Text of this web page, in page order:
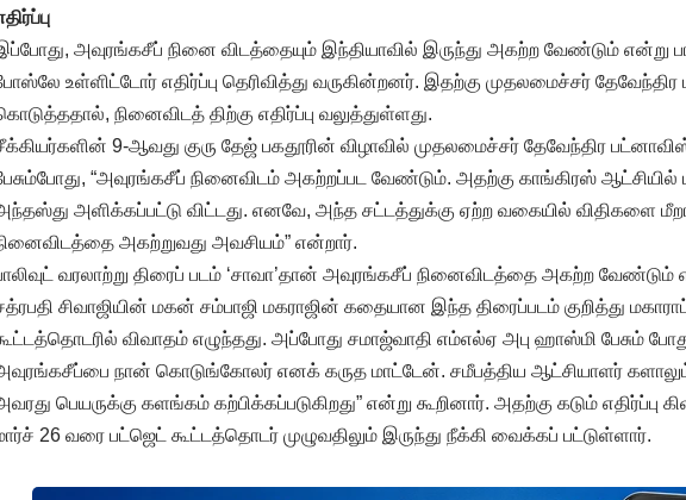
அவுரங்கசீப் நினை விடத்தையும் இந்தியாவில் இருந்து அகற்ற வேண்டும் என்று
உள்ளிட்டோர் எதிர்ப்பு தெரிவித்து வருகின்றனர். இதற்கு முதலமைச்சர் தேவேந்திர
நினைவிடத் திற்கு எதிர்ப்பு வலுத்துள்ளது.
9-ஆவது குரு தேஜ் பகதூரின் விழாவில் முதலமைச்சர் தேவேந்திர
“அவுரங்கசீப் நினைவிடம் அகற்றப்பட வேண்டும். அதற்கு காங்கிரஸ் ஆட்சியில்
அளிக்கப்பட்டு விட்டது. எனவே, அந்த சட்டத்துக்கு ஏற்ற வகையில் விதிகளை
அகற்றுவது அவசியம்” என்றார்.
வரலாற்று திரைப் படம் ‘சாவா’தான் அவுரங்கசீப் நினைவிடத்தை அகற்ற
சிவாஜியின் மகன் சம்பாஜி மகராஜின் கதையான இந்த திரைப்படம் குறித்து
விவாதம் எழுந்தது. அப்போது சமாஜ்வாதி எம்எல்ஏ அபு ஹாஸ்மி பேசும்
நான் கொடுங்கோலர் எனக் கருத மாட்டேன். சமீபத்திய ஆட்சியாளர்
பெயருக்கு களங்கம் கற்பிக்கப்படுகிறது” என்று கூறினார். அதற்கு கடும் எதிர்ப்பு
26 வரை பட்ஜெட் கூட்டத்தொடர் முழுவதிலும் இருந்து நீக்கி வைக்கப் பட்டுள்ளார்.